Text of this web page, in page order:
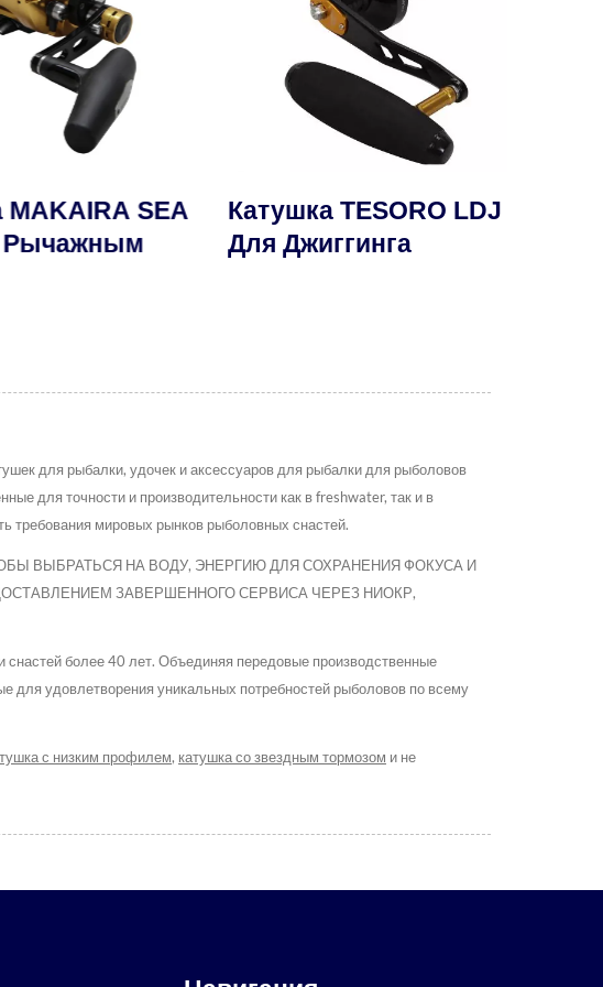
SEA
Катушка TESORO LDJ
Для Джиггинга
для рыбалки, удочек и аксессуаров для рыбалки для рыболовов
для точности и производительности как в freshwater, так и в
требования мировых рынков рыболовных снастей.
ВЫБРАТЬСЯ НА ВОДУ, ЭНЕРГИЮ ДЛЯ СОХРАНЕНИЯ ФОКУСА И
ЗАВЕРШЕННОГО СЕРВИСА ЧЕРЕЗ НИОКР,
более 40 лет. Объединяя передовые производственные
для удовлетворения уникальных потребностей рыболовов по всему
с низким профилем, катушка со звездным тормозом и не